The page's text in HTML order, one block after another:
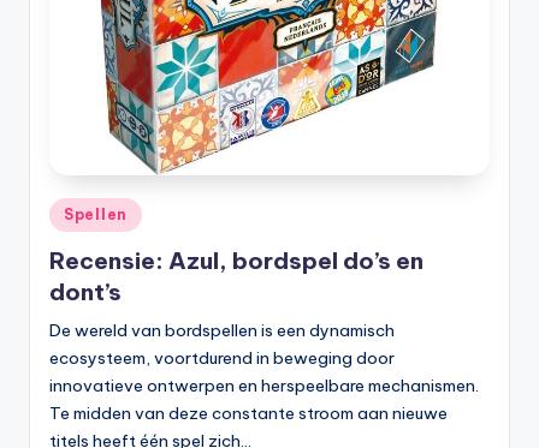
Geplaatst
Spellen
Recensie: Azul, bordspel do’s en
dont’s
De wereld van bordspellen is een dynamisch
ecosysteem, voortdurend in beweging door
innovatieve ontwerpen en herspeelbare mechanismen.
Te midden van deze constante stroom aan nieuwe
titels heeft één spel zich…